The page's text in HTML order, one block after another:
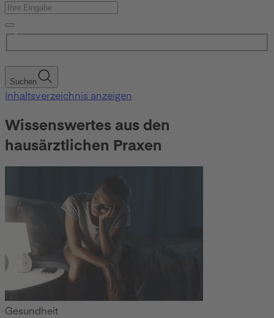
Suchen
Inhaltsverzeichnis anzeigen
Wissenswertes aus den
hausärztlichen Praxen
Gesundheit